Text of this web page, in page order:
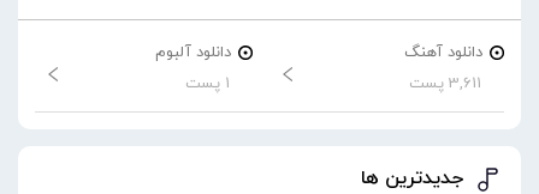
دانلود آهنگ
3,611 پست
دانلود آلبوم
1 پست
جدیدترین ها